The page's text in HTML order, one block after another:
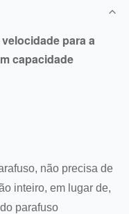
para a
capacidade
não precisa de
inteiro, em lugar de,
parafuso